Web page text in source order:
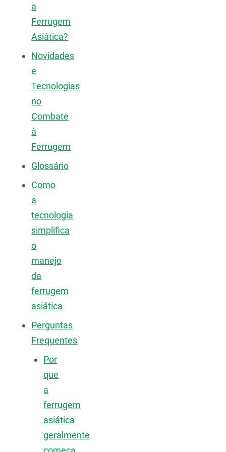
a
Ferrugem
Asiática?
Novidades
e
Tecnologias
no
Combate
à
Ferrugem
Glossário
Como
a
tecnologia
simplifica
o
manejo
da
ferrugem
asiática
Perguntas
Frequentes
Por
que
a
ferrugem
asiática
geralmente